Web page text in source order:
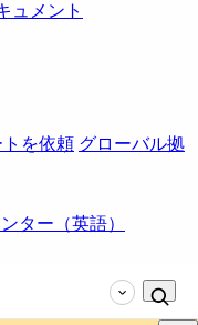
ュメント
を依頼 グローバル拠
ター（英語）